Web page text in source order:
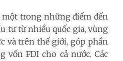
một trong những điểm đến
tư từ nhiều quốc gia, vùng
và trên thế giới, góp phần
FDI cho cả nước. Các